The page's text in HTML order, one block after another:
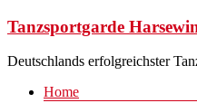
Zum
springen
Tanzsportgarde
Deutschlands erfolgreichster
Menü
Home